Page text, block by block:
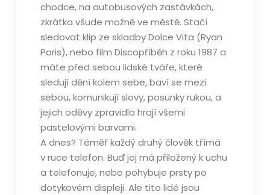
chodce, na autobusových zastávkách,
zkrátka všude možně ve městě. Stačí
sledovat klip ze skladby Dolce Vita (Ryan
Paris), nebo film Discopříběh z roku 1987 a
máte před sebou lidské tváře, které
sledují dění kolem sebe, baví se mezi
sebou, komunikují slovy, posunky rukou, a
jejich oděvy zpravidla hrají všemi
pastelovými barvami.
A dnes? Téměř každý druhý člověk třímá
v ruce telefon. Buď jej má přiložený k uchu
a telefonuje, nebo pohybuje prsty po
dotykovém displeji. Ale tito lidé jsou